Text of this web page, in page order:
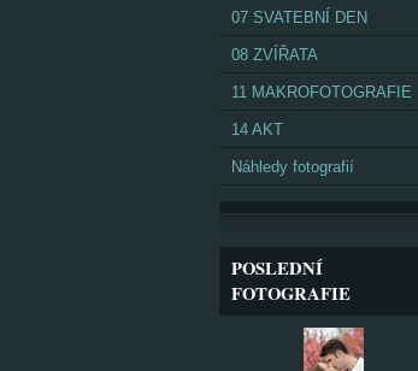
07 SVATEBNÍ DEN
08 ZVÍŘATA
11 MAKROFOTOGRAFIE
14 AKT
Náhledy fotografií
POSLEDNÍ
FOTOGRAFIE